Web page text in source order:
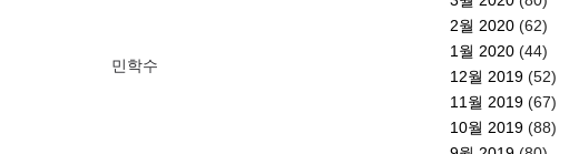
민학수
2월 2020 (62)
1월 2020 (44)
12월 2019 (52)
11월 2019 (67)
10월 2019 (88)